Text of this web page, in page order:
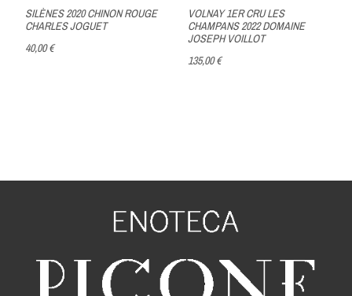
SILÈNES 2020 CHINON ROUGE
CHARLES JOGUET
40,00 €
VOLNAY 1ER CRU LES
CHAMPANS 2022 DOMAINE
JOSEPH VOILLOT
135,00 €